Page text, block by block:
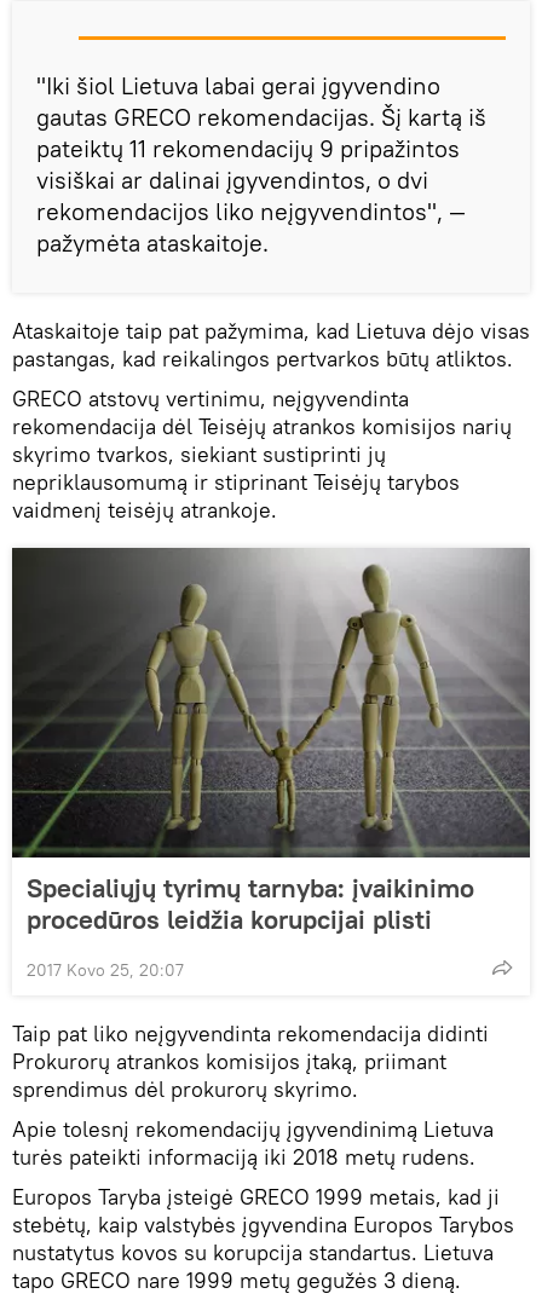
"Iki šiol Lietuva labai gerai įgyvendino
gautas GRECO rekomendacijas. Šį kartą iš
pateiktų 11 rekomendacijų 9 pripažintos
visiškai ar dalinai įgyvendintos, o dvi
rekomendacijos liko neįgyvendintos", —
pažymėta ataskaitoje.
Ataskaitoje taip pat pažymima, kad Lietuva dėjo visas
pastangas, kad reikalingos pertvarkos būtų atliktos.
GRECO atstovų vertinimu, neįgyvendinta
rekomendacija dėl Teisėjų atrankos komisijos narių
skyrimo tvarkos, siekiant sustiprinti jų
nepriklausomumą ir stiprinant Teisėjų tarybos
vaidmenį teisėjų atrankoje.
Specialiųjų tyrimų tarnyba: įvaikinimo
procedūros leidžia korupcijai plisti
2017 Kovo 25, 20:07
Taip pat liko neįgyvendinta rekomendacija didinti
Prokurorų atrankos komisijos įtaką, priimant
sprendimus dėl prokurorų skyrimo.
Apie tolesnį rekomendacijų įgyvendinimą Lietuva
turės pateikti informaciją iki 2018 metų rudens.
Europos Taryba įsteigė GRECO 1999 metais, kad ji
stebėtų, kaip valstybės įgyvendina Europos Tarybos
nustatytus kovos su korupcija standartus. Lietuva
tapo GRECO nare 1999 metų gegužės 3 dieną.